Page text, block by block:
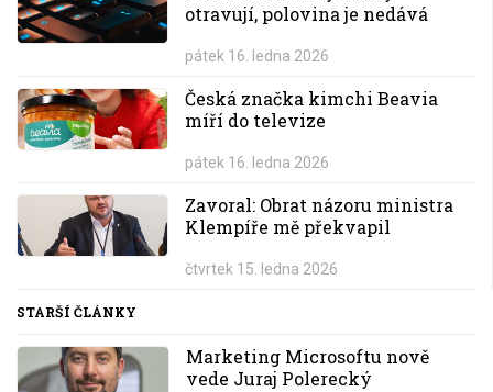
otravují, polovina je nedává
pátek 16. ledna 2026
Česká značka kimchi Beavia
míří do televize
pátek 16. ledna 2026
Zavoral: Obrat názoru ministra
Klempíře mě překvapil
čtvrtek 15. ledna 2026
STARŠÍ ČLÁNKY
Marketing Microsoftu nově
vede Juraj Polerecký